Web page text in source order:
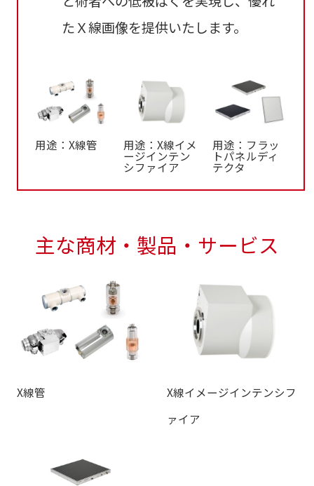
たＸ線画像を提供いたします。
用途：X線管 用途：X線イメ
ージインテン
シファイア
用途：フラッ
トパネルディ
テクタ
主な商材・製品・サービス
X線管
X線イメージインテンシフ
ァイア